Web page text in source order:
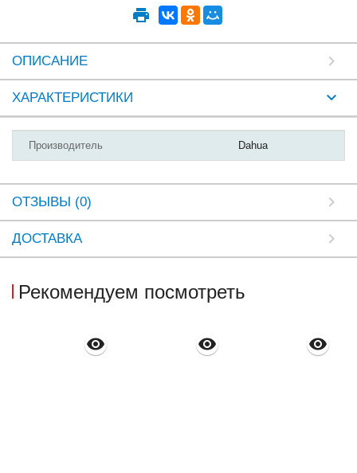
ОПИСАНИЕ
ХАРАКТЕРИСТИКИ
Производитель Dahua
ОТЗЫВЫ (0)
ДОСТАВКА
Рекомендуем посмотреть